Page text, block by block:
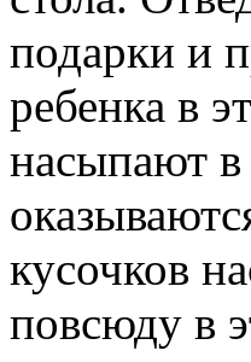
подарки и
ребенка в
насыпают в
кусочков
повсюду в